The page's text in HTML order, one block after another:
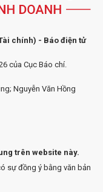
chính) - Báo điện tử
của Cục Báo chí.
Nguyễn Văn Hồng
trên website này.
sự đồng ý bằng văn bản